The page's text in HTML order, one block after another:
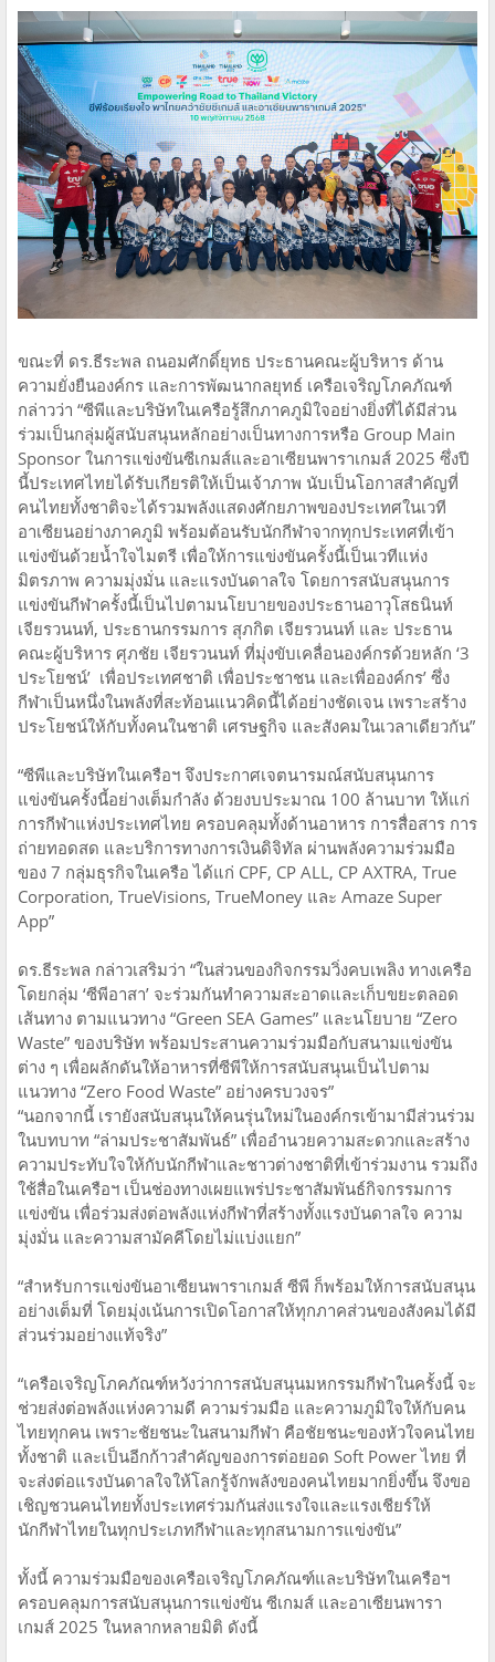
ขณะที่ ดร.ธีระพล ถนอมศักดิ์ยุทธ ประธานคณะผู้บริหาร ด้าน
ความยั่งยืนองค์กร และการพัฒนากลยุทธ์ เครือเจริญโภคภัณฑ์
กล่าวว่า “ซีพีและบริษัทในเครือรู้สึกภาคภูมิใจอย่างยิ่งที่ได้มีส่วน
ร่วมเป็นกลุ่มผู้สนับสนุนหลักอย่างเป็นทางการหรือ Group Main
Sponsor ในการแข่งขันซีเกมส์และอาเซียนพาราเกมส์ 2025 ซึ่งปี
นี้ประเทศไทยได้รับเกียรติให้เป็นเจ้าภาพ นับเป็นโอกาสสำคัญที่
คนไทยทั้งชาติจะได้รวมพลังแสดงศักยภาพของประเทศในเวที
อาเซียนอย่างภาคภูมิ พร้อมต้อนรับนักกีฬาจากทุกประเทศที่เข้า
แข่งขันด้วยน้ำใจไมตรี เพื่อให้การแข่งขันครั้งนี้เป็นเวทีแห่ง
มิตรภาพ ความมุ่งมั่น และแรงบันดาลใจ โดยการสนับสนุนการ
แข่งขันกีฬาครั้งนี้เป็นไปตามนโยบายของประธานอาวุโสธนินท์
เจียรวนนท์, ประธานกรรมการ สุภกิต เจียรวนนท์ และ ประธาน
คณะผู้บริหาร ศุภชัย เจียรวนนท์ ที่มุ่งขับเคลื่อนองค์กรด้วยหลัก ‘3
ประโยชน์’ เพื่อประเทศชาติ เพื่อประชาชน และเพื่อองค์กร’ ซึ่ง
กีฬาเป็นหนึ่งในพลังที่สะท้อนแนวคิดนี้ได้อย่างชัดเจน เพราะสร้าง
ประโยชน์ให้กับทั้งคนในชาติ เศรษฐกิจ และสังคมในเวลาเดียวกัน”
“ซีพีและบริษัทในเครือฯ จึงประกาศเจตนารมณ์สนับสนุนการ
แข่งขันครั้งนี้อย่างเต็มกำลัง ด้วยงบประมาณ 100 ล้านบาท ให้แก่
การกีฬาแห่งประเทศไทย ครอบคลุมทั้งด้านอาหาร การสื่อสาร การ
ถ่ายทอดสด และบริการทางการเงินดิจิทัล ผ่านพลังความร่วมมือ
ของ 7 กลุ่มธุรกิจในเครือ ได้แก่ CPF, CP ALL, CP AXTRA, True
Corporation, TrueVisions, TrueMoney และ Amaze Super
App”
ดร.ธีระพล กล่าวเสริมว่า “ในส่วนของกิจกรรมวิ่งคบเพลิง ทางเครือ
โดยกลุ่ม ‘ซีพีอาสา’ จะร่วมกันทำความสะอาดและเก็บขยะตลอด
เส้นทาง ตามแนวทาง “Green SEA Games” และนโยบาย “Zero
Waste” ของบริษัท พร้อมประสานความร่วมมือกับสนามแข่งขัน
ต่าง ๆ เพื่อผลักดันให้อาหารที่ซีพีให้การสนับสนุนเป็นไปตาม
แนวทาง “Zero Food Waste” อย่างครบวงจร”
“นอกจากนี้ เรายังสนับสนุนให้คนรุ่นใหม่ในองค์กรเข้ามามีส่วนร่วม
ในบทบาท “ล่ามประชาสัมพันธ์” เพื่ออำนวยความสะดวกและสร้าง
ความประทับใจให้กับนักกีฬาและชาวต่างชาติที่เข้าร่วมงาน รวมถึง
ใช้สื่อในเครือฯ เป็นช่องทางเผยแพร่ประชาสัมพันธ์กิจกรรมการ
แข่งขัน เพื่อร่วมส่งต่อพลังแห่งกีฬาที่สร้างทั้งแรงบันดาลใจ ความ
มุ่งมั่น และความสามัคคีโดยไม่แบ่งแยก”
“สำหรับการแข่งขันอาเซียนพาราเกมส์ ซีพี ก็พร้อมให้การสนับสนุน
อย่างเต็มที่ โดยมุ่งเน้นการเปิดโอกาสให้ทุกภาคส่วนของสังคมได้มี
ส่วนร่วมอย่างแท้จริง”
“เครือเจริญโภคภัณฑ์หวังว่าการสนับสนุนมหกรรมกีฬาในครั้งนี้ จะ
ช่วยส่งต่อพลังแห่งความดี ความร่วมมือ และความภูมิใจให้กับคน
ไทยทุกคน เพราะชัยชนะในสนามกีฬา คือชัยชนะของหัวใจคนไทย
ทั้งชาติ และเป็นอีกก้าวสำคัญของการต่อยอด Soft Power ไทย ที่
จะส่งต่อแรงบันดาลใจให้โลกรู้จักพลังของคนไทยมากยิ่งขึ้น จึงขอ
เชิญชวนคนไทยทั้งประเทศร่วมกันส่งแรงใจและแรงเชียร์ให้
นักกีฬาไทยในทุกประเภทกีฬาและทุกสนามการแข่งขัน”
ทั้งนี้ ความร่วมมือของเครือเจริญโภคภัณฑ์และบริษัทในเครือฯ
ครอบคลุมการสนับสนุนการแข่งขัน ซีเกมส์ และอาเซียนพารา
เกมส์ 2025 ในหลากหลายมิติ ดังนี้